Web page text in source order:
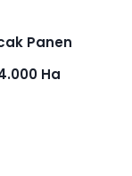
Panen
Ha